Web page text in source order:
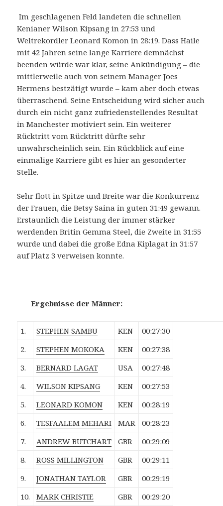
Im geschlagenen Feld landeten die schnellen
Kenianer Wilson Kipsang in 27:53 und
Weltrekordler Leonard Komon in 28:19. Dass Haile
mit 42 Jahren seine lange Karriere demnächst
beenden würde war klar, seine Ankündigung – die
mittlerweile auch von seinem Manager Joes
Hermens bestzätigt wurde – kam aber doch etwas
überraschend. Seine Entscheidung wird sicher auch
durch ein nicht ganz zufriedenstellendes Resultat
in Manchester motiviert sein. Ein weiterer
Rücktritt vom Rücktritt dürfte sehr
unwahrscheinlich sein. Ein Rückblick auf eine
einmalige Karriere gibt es hier an gesonderter
Stelle.
Sehr flott in Spitze und Breite war die Konkurrenz
der Frauen, die Betsy Saina in guten 31:49 gewann.
Erstaunlich die Leistung der immer stärker
werdenden Britin Gemma Steel, die Zweite in 31:55
wurde und dabei die große Edna Kiplagat in 31:57
auf Platz 3 verweisen konnte.
Ergebnisse der Männer:
1. STEPHEN SAMBU KEN
00:27:30
2.
STEPHEN MOKOKA KEN
00:27:38
3.
BERNARD LAGAT USA
00:27:48
4.
WILSON KIPSANG KEN
00:27:53
5.
LEONARD KOMON KEN
00:28:19
6.
TESFAALEM MEHARI MAR
00:28:23
7.
ANDREW BUTCHART GBR
00:29:09
8.
ROSS MILLINGTON GBR
00:29:11
9.
JONATHAN TAYLOR GBR
00:29:19
10.
MARK CHRISTIE GBR 00:29:20